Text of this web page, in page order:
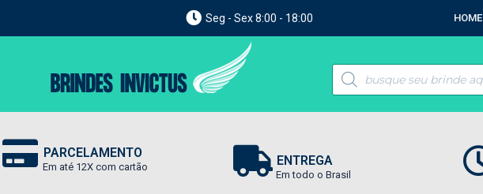
Seg - Sex 8:00 - 18:00 HOME
PARCELAMENTO
Em até 12X com cartão ENTREGA
Em todo o Brasil